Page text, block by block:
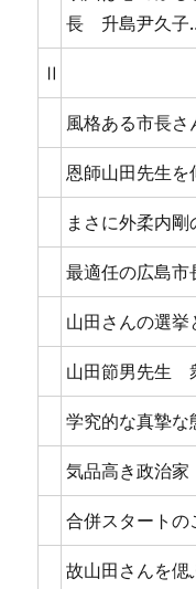
長 升島尹久子
Ⅱ
風格ある市長
恩師山田先生
まさに外柔内
最適任の広島
山田さんの選
山田節男先生
学究的な真摯
気品高き政治
合併スタート
故山田さんを